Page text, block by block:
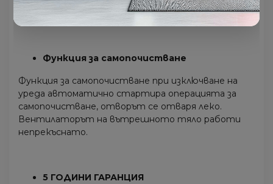
включен в опаковката на продукта)
Функция за самопочистване
Функция за самопочистване при изключване на
уреда автоматично стартира операцията за
самопочистване, отворът се отваря леко.
Вентилаторът на вътрешното тяло работи
непрекъснато.
5 ГОДИНИ ГАРАНЦИЯ